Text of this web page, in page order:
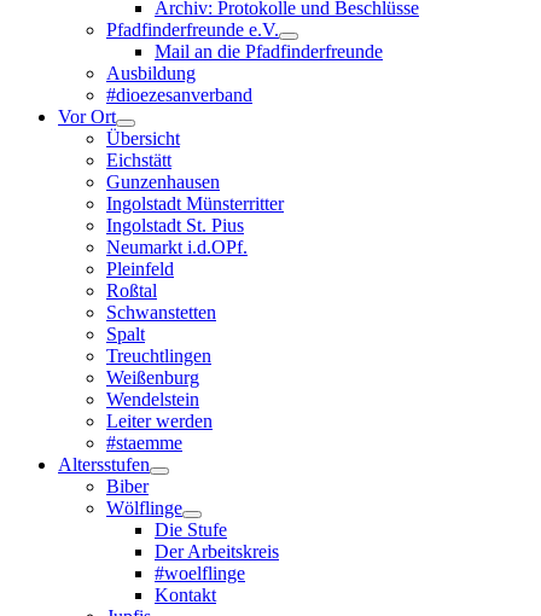
Archiv: Protokolle und Beschlüsse
Pfadfinderfreunde e.V.
Mail an die Pfadfinderfreunde
Ausbildung
#dioezesanverband
Vor Ort
Übersicht
Eichstätt
Gunzenhausen
Ingolstadt Münsterritter
Ingolstadt St. Pius
Neumarkt i.d.OPf.
Pleinfeld
Roßtal
Schwanstetten
Spalt
Treuchtlingen
Weißenburg
Wendelstein
Leiter werden
#staemme
Altersstufen
Biber
Wölflinge
Die Stufe
Der Arbeitskreis
#woelflinge
Kontakt